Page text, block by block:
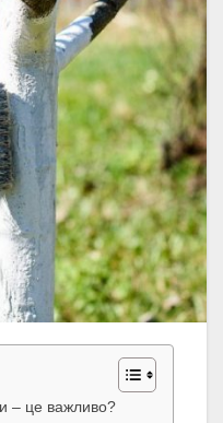
– це важливо?